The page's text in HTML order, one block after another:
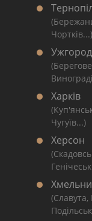
Чортків...)
Ужгород
Харків
Чугуїв...)
Херсон